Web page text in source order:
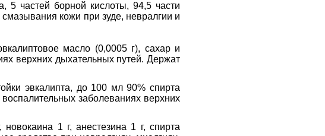
5 частей борной кислоты, 94,5 части
кожи при зуде, невралгии и
масло (0,0005 г), сахар и
верхних дыхательных путей. Держат
эвкалипта, до 100 мл 90% спирта
заболеваниях верхних
1 г, анестезина 1 г, спирта